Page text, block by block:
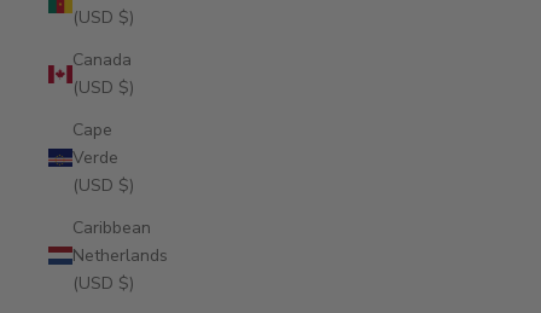
(USD $)
Canada
(USD $)
Cape
Verde
(USD $)
Caribbean
Netherlands
(USD $)